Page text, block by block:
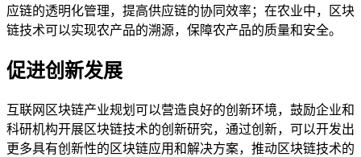
应链的透明化管理，提高供应链的协同效率；在农业中，区块
链技术可以实现农产品的溯源，保障农产品的质量和安全。
促进创新发展
互联网区块链产业规划可以营造良好的创新环境，鼓励企业和
科研机构开展区块链技术的创新研究，通过创新，可以开发出
更多具有创新性的区块链应用和解决方案，推动区块链技术的